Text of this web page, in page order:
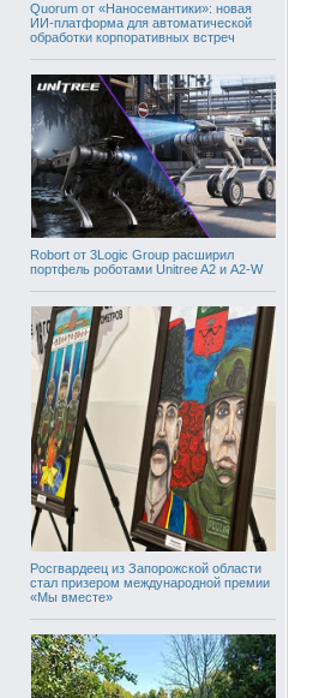
Quorum от «Наносемантики»: новая
ИИ-платформа для автоматической
обработки корпоративных встреч
Robort от 3Logic Group расширил
портфель роботами Unitree A2 и A2-W
Росгвардеец из Запорожской области
стал призером международной премии
«Мы вместе»